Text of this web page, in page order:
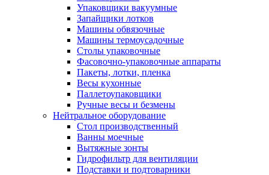
Упаковщики вакуумные
Запайщики лотков
Машины обвязочные
Машины термоусадочные
Столы упаковочные
Фасовочно-упаковочные аппараты
Пакеты, лотки, пленка
Весы кухонные
Паллетоупаковщики
Ручные весы и безмены
Нейтральное оборудование
Cтол производственный
Ванны моечные
Вытяжные зонты
Гидрофильтр для вентиляции
Подставки и подтоварники